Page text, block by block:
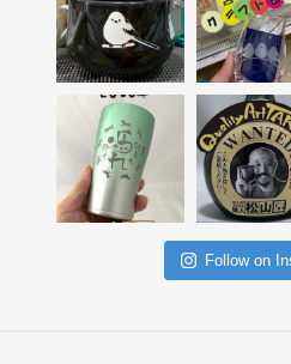
Follow on